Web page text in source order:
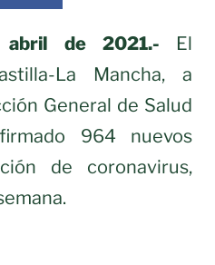
de 2021.- El
La Mancha, a
General de Salud
964 nuevos
de coronavirus,